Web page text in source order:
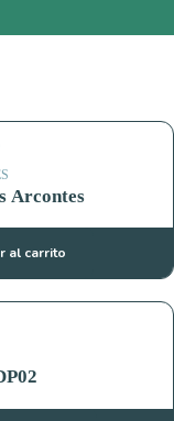
Arcontes
al carrito